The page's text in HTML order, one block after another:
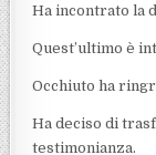
Ha incontrato la
Quest’ultimo è
Occhiuto ha
Ha deciso di
testimonianza.